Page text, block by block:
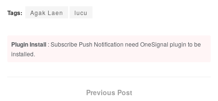
Tags: Agak Laen lucu
Plugin Install : Subscribe Push Notification need OneSignal plugin to be
installed.
Previous Post